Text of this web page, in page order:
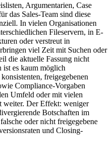
Argumentarien, Case
das Sales-Team sind diese
In vielen Organisationen
Fileservern, in E-
oder verstreut in
viel Zeit mit Suchen oder
die aktuelle Fassung nicht
ist es kaum möglich
freigegebenen
Compliance-Vorgaben
Umfeld oder mit vielen
weiter. Der Effekt: weniger
Botschaften im
oder nicht freigegebene
und Closing-